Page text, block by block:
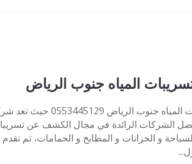
المياه جنوب الرياض
شركة كشف تسريبات
الشركات الرائدة في مجال الكشف عن
و الخزانات و المطابخ و الحمامات، ثم تقدم